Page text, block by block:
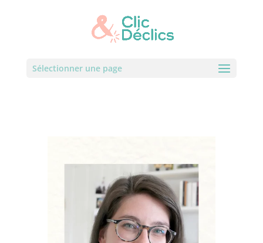
Sélectionner une page